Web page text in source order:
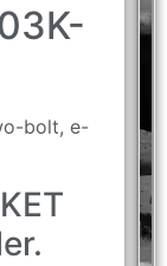
bolt, e-